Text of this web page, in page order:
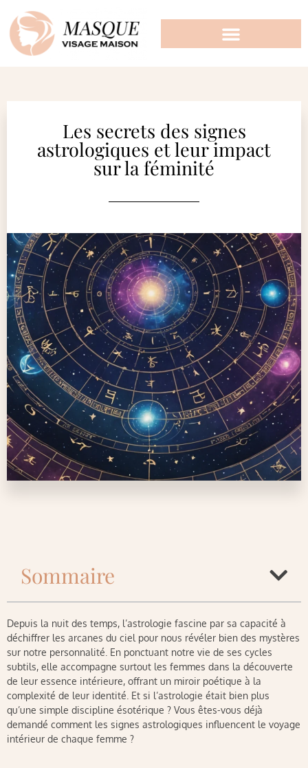
Les secrets des signes
astrologiques et leur impact
sur la féminité
Sommaire
Depuis la nuit des temps, l’astrologie fascine par sa capacité à
déchiffrer les arcanes du ciel pour nous révéler bien des mystères
sur notre personnalité. En ponctuant notre vie de ses cycles
subtils, elle accompagne surtout les femmes dans la découverte
de leur essence intérieure, offrant un miroir poétique à la
complexité de leur identité. Et si l’astrologie était bien plus
qu’une simple discipline ésotérique ? Vous êtes-vous déjà
demandé comment les signes astrologiques influencent le voyage
intérieur de chaque femme ?